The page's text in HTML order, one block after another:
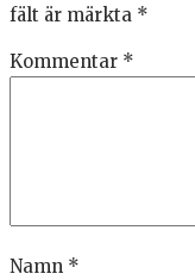
fält är märkta *
Kommentar *
Namn *